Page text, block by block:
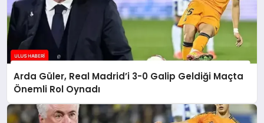
Arda Güler, Real Madrid’i 3-0 Galip Geldiği Maçta
Önemli Rol Oynadı